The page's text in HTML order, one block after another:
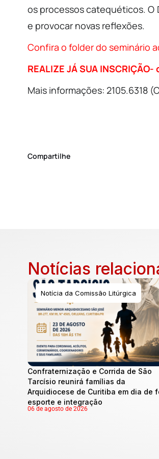
os processos catequéticos. O
e provocar novas reflexões.
Confira o folder do seminário
REALIZE JÁ SUA
Mais informações: 2105.6318
Compartilhe
Notícias
Notícia da Comissão Litúrgica
Confraternização e Corrida de São
Tarcísio reunirá famílias da
Arquidiocese de Curitiba em dia de
esporte e integração
06 de agosto de 2026